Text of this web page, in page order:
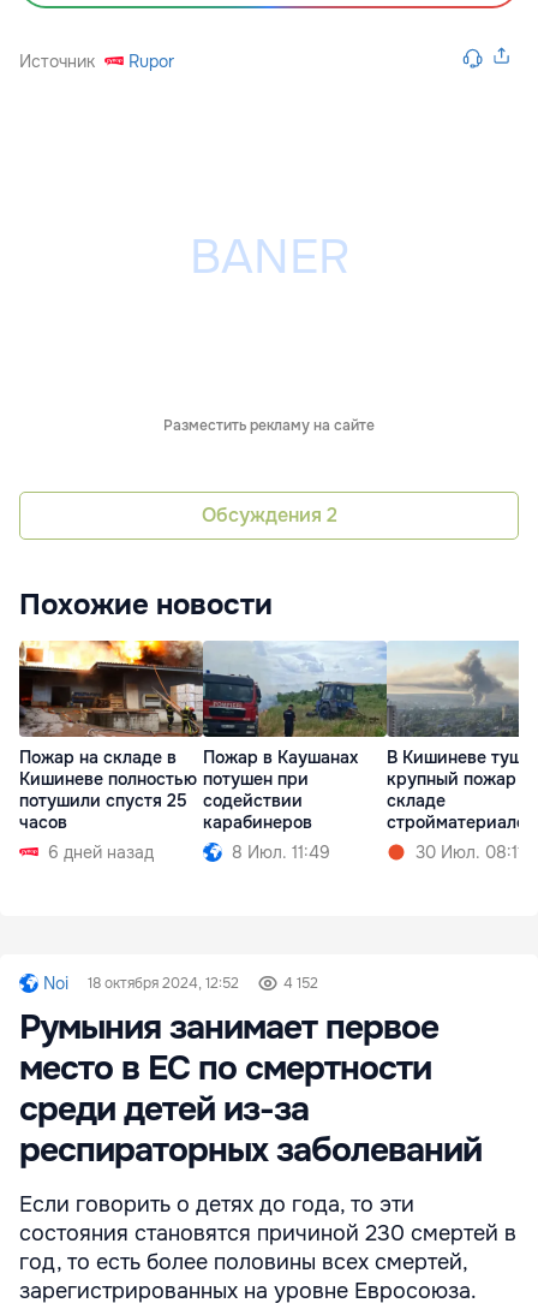
Источник Rupor
Разместить рекламу на сайте
Обсуждения 2
Похожие новости
Пожар на складе в
Кишиневе полностью
потушили спустя 25
часов
6 дней назад
Пожар в Каушанах
потушен при
содействии
карабинеров
8 Июл. 11:49
В Кишиневе
крупный пожар
складе
стройматериалов
30 Июл. 08:11
Noi 18 октября 2024, 12:52 4 152
Румыния занимает первое
место в ЕС по смертности
среди детей из-за
респираторных заболеваний
Если говорить о детях до года, то эти
состояния становятся причиной 230 смертей в
год, то есть более половины всех смертей,
зарегистрированных на уровне Евросоюза.